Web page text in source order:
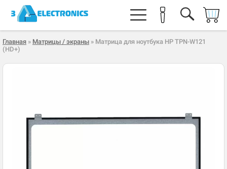
Главная » Матрицы / экраны » Матрица для ноутбука HP TPN-W121
(HD+)